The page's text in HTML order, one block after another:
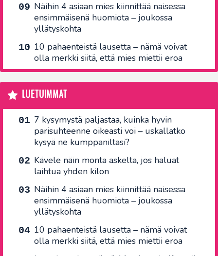
Näihin 4 asiaan mies kiinnittää naisessa
ensimmäisenä huomiota – joukossa
yllätyskohta
10 pahaenteistä lausetta – nämä voivat
olla merkki siitä, että mies miettii eroa
LUETUIMMAT
7 kysymystä paljastaa, kuinka hyvin
parisuhteenne oikeasti voi – uskallatko
kysyä ne kumppaniltasi?
Kävele näin monta askelta, jos haluat
laihtua yhden kilon
Näihin 4 asiaan mies kiinnittää naisessa
ensimmäisenä huomiota – joukossa
yllätyskohta
10 pahaenteistä lausetta – nämä voivat
olla merkki siitä, että mies miettii eroa